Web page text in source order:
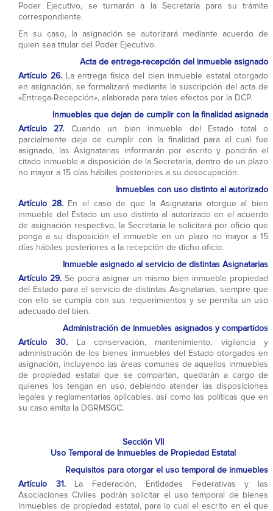
Poder Ejecutivo, se turnarán a la Secretaría para su trámite
correspondiente.
En su caso, la asignación se autorizará mediante acuerdo de
quien sea titular del Poder Ejecutivo.
Acta de entrega-recepción del inmueble asignado
Artículo 26. La entrega física del bien inmueble estatal otorgado
en asignación, se formalizará mediante la suscripción del acta de
«Entrega-Recepción», elaborada para tales efectos por la DCP.
Inmuebles que dejan de cumplir con la finalidad asignada
Artículo 27. Cuando un bien inmueble del Estado total o
parcialmente deje de cumplir con la finalidad para el cual fue
asignado, las Asignatarias informarán por escrito y pondrán el
citado inmueble a disposición de la Secretaría, dentro de un plazo
no mayor a 15 días hábiles posteriores a su desocupación.
Inmuebles con uso distinto al autorizado
Artículo 28.
En el caso de que la Asignataria otorgue al bien
inmueble del Estado un uso distinto al autorizado en el acuerdo
de asignación respectivo, la Secretaría le solicitará por oficio que
ponga a su disposición el inmueble en un plazo no mayor a 15
días hábiles posteriores a la recepción de dicho oficio.
Inmueble asignado al servicio de distintas Asignatarias
Artículo 29. Se podrá asignar un mismo bien inmueble propiedad
del Estado para el servicio de distintas Asignatarias, siempre que
con ello se cumpla con sus requerimientos y se permita un uso
adecuado del bien.
Administración de inmuebles asignados y compartidos
Artículo 30.
La conservación, mantenimiento, vigilancia y
administración de los bienes inmuebles del Estado otorgados en
asignación, incluyendo las áreas comunes de aquellos inmuebles
de propiedad estatal que se compartan, quedarán a cargo de
quienes los tengan en uso, debiendo atender las disposiciones
legales y reglamentarias aplicables, así como las políticas que en
su caso emita la DGRMSGC.
Sección VII
Uso Temporal de Inmuebles de Propiedad Estatal
Requisitos para otorgar el uso temporal de inmuebles
Artículo 31.
La Federación, Entidades Federativas y las
Asociaciones Civiles podrán solicitar el uso temporal de bienes
inmuebles de propiedad estatal, para lo cual el escrito en el que